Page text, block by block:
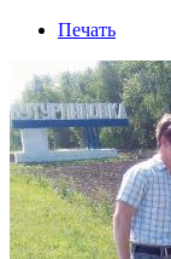
Печать